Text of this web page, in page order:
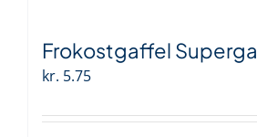
Frokostgaffel Superga
kr. 5.75